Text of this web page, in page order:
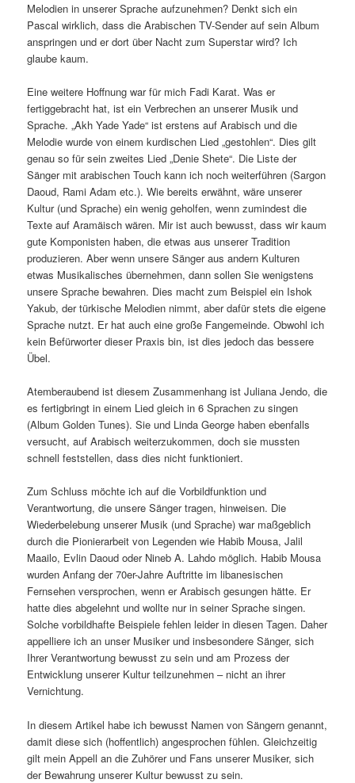
Melodien in unserer Sprache aufzunehmen? Denkt sich ein
Pascal wirklich, dass die Arabischen TV-Sender auf sein Album
anspringen und er dort über Nacht zum Superstar wird? Ich
glaube kaum.
Eine weitere Hoffnung war für mich Fadi Karat. Was er
fertiggebracht hat, ist ein Verbrechen an unserer Musik und
Sprache. „Akh Yade Yade“ ist erstens auf Arabisch und die
Melodie wurde von einem kurdischen Lied „gestohlen“. Dies gilt
genau so für sein zweites Lied „Denie Shete“. Die Liste der
Sänger mit arabischen Touch kann ich noch weiterführen (Sargon
Daoud, Rami Adam etc.). Wie bereits erwähnt, wäre unserer
Kultur (und Sprache) ein wenig geholfen, wenn zumindest die
Texte auf Aramäisch wären. Mir ist auch bewusst, dass wir kaum
gute Komponisten haben, die etwas aus unserer Tradition
produzieren. Aber wenn unsere Sänger aus andern Kulturen
etwas Musikalisches übernehmen, dann sollen Sie wenigstens
unsere Sprache bewahren. Dies macht zum Beispiel ein Ishok
Yakub, der türkische Melodien nimmt, aber dafür stets die eigene
Sprache nutzt. Er hat auch eine große Fangemeinde. Obwohl ich
kein Befürworter dieser Praxis bin, ist dies jedoch das bessere
Übel.
Atemberaubend ist diesem Zusammenhang ist Juliana Jendo, die
es fertigbringt in einem Lied gleich in 6 Sprachen zu singen
(Album Golden Tunes). Sie und Linda George haben ebenfalls
versucht, auf Arabisch weiterzukommen, doch sie mussten
schnell feststellen, dass dies nicht funktioniert.
Zum Schluss möchte ich auf die Vorbildfunktion und
Verantwortung, die unsere Sänger tragen, hinweisen. Die
Wiederbelebung unserer Musik (und Sprache) war maßgeblich
durch die Pionierarbeit von Legenden wie Habib Mousa, Jalil
Maailo, Evlin Daoud oder Nineb A. Lahdo möglich. Habib Mousa
wurden Anfang der 70er-Jahre Auftritte im libanesischen
Fernsehen versprochen, wenn er Arabisch gesungen hätte. Er
hatte dies abgelehnt und wollte nur in seiner Sprache singen.
Solche vorbildhafte Beispiele fehlen leider in diesen Tagen. Daher
appelliere ich an unser Musiker und insbesondere Sänger, sich
Ihrer Verantwortung bewusst zu sein und am Prozess der
Entwicklung unserer Kultur teilzunehmen – nicht an ihrer
Vernichtung.
In diesem Artikel habe ich bewusst Namen von Sängern genannt,
damit diese sich (hoffentlich) angesprochen fühlen. Gleichzeitig
gilt mein Appell an die Zuhörer und Fans unserer Musiker, sich
der Bewahrung unserer Kultur bewusst zu sein.